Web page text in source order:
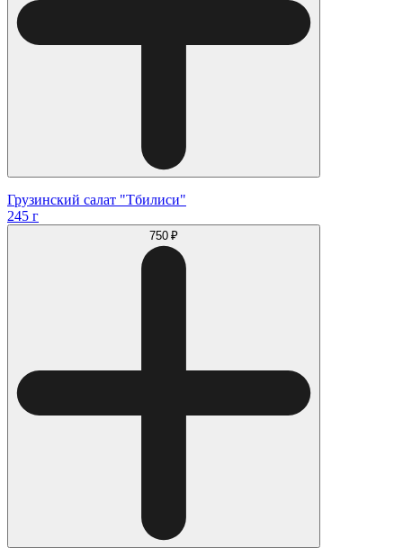
Грузинский салат "Тбилиси"
245 г
750 ₽